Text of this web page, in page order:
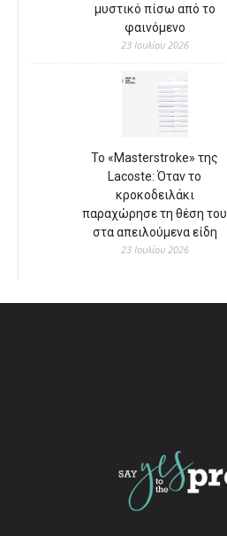
μυστικό πίσω από το
φαινόμενο
23 Ιουλίου 2026
Το «Masterstroke» της
Lacoste: Όταν το
κροκοδειλάκι
παραχώρησε τη θέση του
στα απειλούμενα είδη
23 Ιουλίου 2026